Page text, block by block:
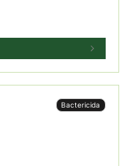
Bactericida